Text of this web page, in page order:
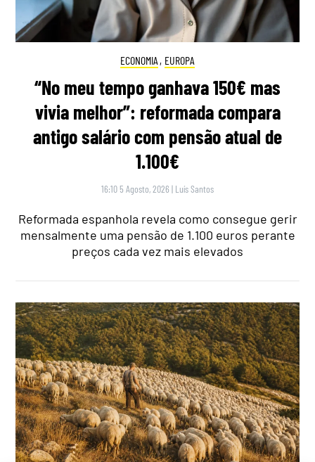
ECONOMIA , EUROPA
“No meu tempo ganhava 150€ mas
vivia melhor”: reformada compara
antigo salário com pensão atual de
1.100€
16:10 5 Agosto, 2026 | Luís Santos
Reformada espanhola revela como consegue gerir
mensalmente uma pensão de 1.100 euros perante
preços cada vez mais elevados